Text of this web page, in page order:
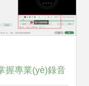
握專業(yè)錄音